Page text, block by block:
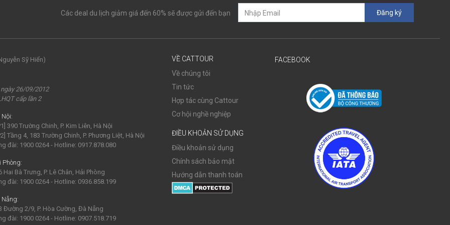
Các deal du lịch giảm giá đến 60% sẽ được gửi đến bạn Đăng ký
Sỹ Hiển)
26/09/2012
cấp lần 2
Nội:
390 Trường Chinh, P. Kim Liên, Hà Nội
Tầng 4, 183 Trường Chinh, P. Phương Liệt, Hà Nội
đài: 1900 0264 - Hotline: 0917.878.080
Phòng:
Hai Bà Trưng, P. Lê Chân, Hải Phòng
đài: 1900 0264 - Hotline: 0936.858.199
Đường 2/9, P. Hòa Cường, Đà Nẵng
đài: 1900 0264 - Hotline: 0907.518.719
VỀ CATTOUR
Về chúng tôi
Tin tức
Hợp tác cùng Cattour
Cơ hội nghề nghiệp
ĐIỀU KHOẢN SỬ DỤNG
Điều khoản sử dụng
Chính sách bảo mật
Hướng dẫn thanh toán
FACEBOOK